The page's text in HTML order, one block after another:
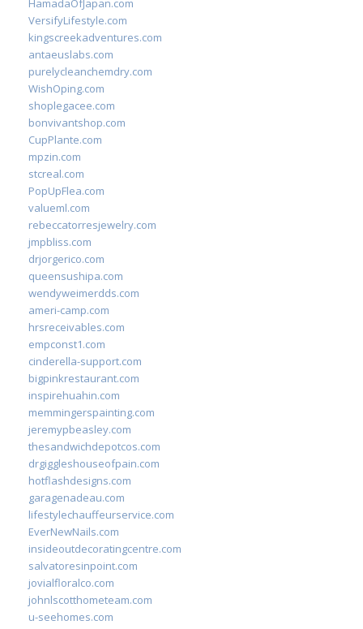
HamadaOfJapan.com
VersifyLifestyle.com
kingscreekadventures.com
antaeuslabs.com
purelycleanchemdry.com
WishOping.com
shoplegacee.com
bonvivantshop.com
CupPlante.com
mpzin.com
stcreal.com
PopUpFlea.com
valueml.com
rebeccatorresjewelry.com
jmpbliss.com
drjorgerico.com
queensushipa.com
wendyweimerdds.com
ameri-camp.com
hrsreceivables.com
empconst1.com
cinderella-support.com
bigpinkrestaurant.com
inspirehuahin.com
memmingerspainting.com
jeremypbeasley.com
thesandwichdepotcos.com
drgiggleshouseofpain.com
hotflashdesigns.com
garagenadeau.com
lifestylechauffeurservice.com
EverNewNails.com
insideoutdecoratingcentre.com
salvatoresinpoint.com
jovialfloralco.com
johnlscotthometeam.com
u-seehomes.com